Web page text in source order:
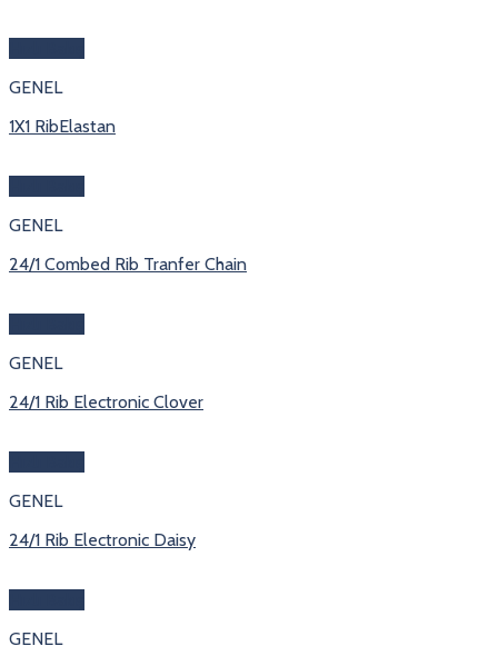
GENEL
1X1 RibElastan
GENEL
24/1 Combed Rib Tranfer Chain
GENEL
24/1 Rib Electronic Clover
GENEL
24/1 Rib Electronic Daisy
GENEL